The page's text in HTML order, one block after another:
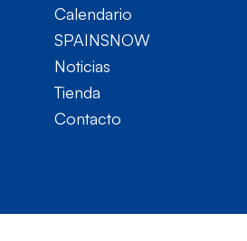
Calendario
SPAINSNOW
Noticias
Tienda
Contacto